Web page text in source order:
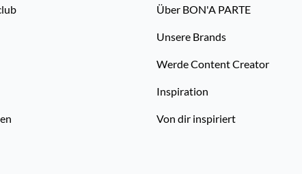
Über BON'A PARTE
Unsere Brands
Werde Content Creator
Inspiration
Von dir inspiriert